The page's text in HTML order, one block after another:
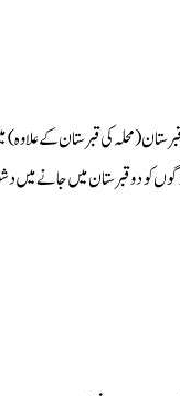
(محلہ کی قبرستان کے علاوہ)
کو دو قبرستان میں جانے میں